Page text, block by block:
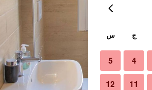
ج س
4
5
11
12